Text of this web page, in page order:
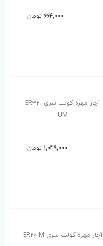
664,000 تومان
آچار مهره کولت سری ER32-
UM
1,039,000 تومان
آچار مهره کولت سری ER20-M